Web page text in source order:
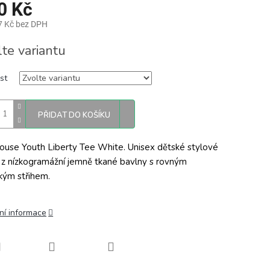
Kč
Kč bez DPH
variantu
PŘIDAT DO KOŠÍKU
Youth Liberty Tee White. Unisex dětské stylové
nízkogramážní jemně tkané bavlny s rovným
střihem.
informace